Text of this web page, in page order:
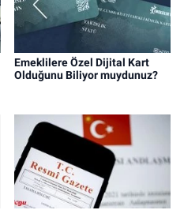
Emeklilere Özel Dijital Kart
Olduğunu Biliyor muydunuz?